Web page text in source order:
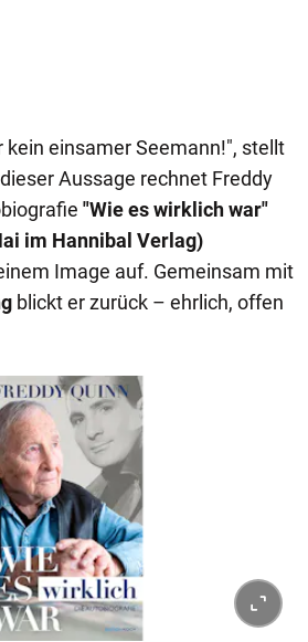
kein einsamer Seemann!", stellt
Aussage rechnet Freddy
"Wie es wirklich war"
im Hannibal Verlag)
Image auf. Gemeinsam mit
blickt er zurück – ehrlich, offen